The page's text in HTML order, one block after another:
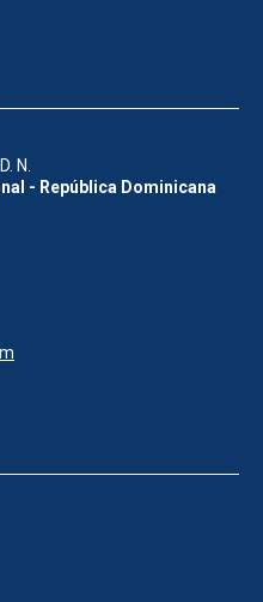
N.
- República Dominicana